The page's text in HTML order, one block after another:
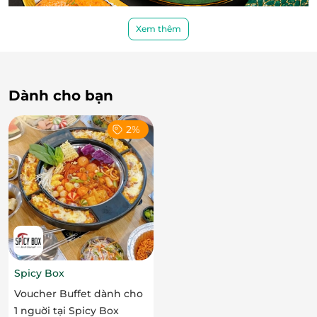
Vẹm nướng sốt trứng cá tuyết.
Nhà hàng Miyen - Japanese Fusion Cuisine mang
đến cho thực khách đại tiệc sushi và sashimi đẳng
cấp bởi sự phong phú và độ tươi ngon trong từng
món ăn. Nếu sushi được làm từ rong biển cuộn với
lớp cơm dẻo thơm trộn giấm kết hợp với những
nguyên liệu như hải sản sống hoặc chín và được
trang trí đầy màu sắc tạo nên những hương vị độc
đáo, ngon miệng.
Xem thêm
Dành cho bạn
2%
Spicy Box
Voucher Buffet dành cho
1 nguời tại Spicy Box